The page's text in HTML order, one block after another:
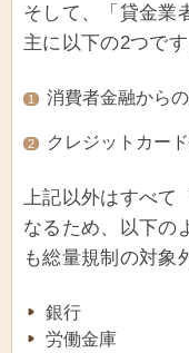
そして、「貸金業
主に以下の2つです
1 消費者金融から
2 クレジットカー
上記以外はすべて
なるため、以下の
も総量規制の対象
銀行
労働金庫